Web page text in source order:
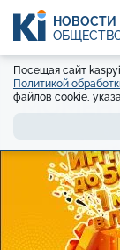
НОВОСТИ
Посещая сайт
Политикой
файлов cookie,